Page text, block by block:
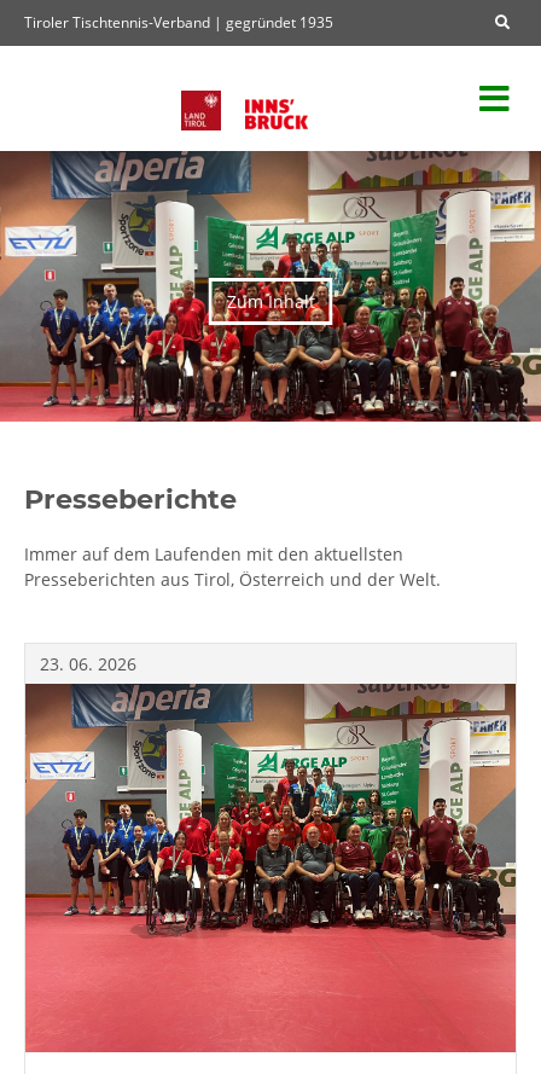
Tiroler Tischtennis-Verband | gegründet 1935
Zum Inhalt
Presseberichte
Immer auf dem Laufenden mit den aktuellsten
Presseberichten aus Tirol, Österreich und der Welt.
23. 06. 2026